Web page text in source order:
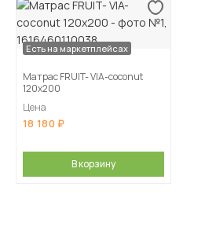
Есть на маркетплейсах
Матрас FRUIT- VIA-coconut
120х200
Цена
18 180
В корзину